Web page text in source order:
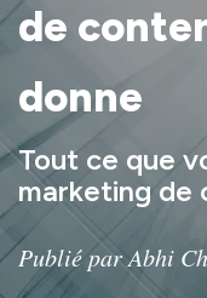
de
donne
Tout ce que
marketing de
Publié par Abhi